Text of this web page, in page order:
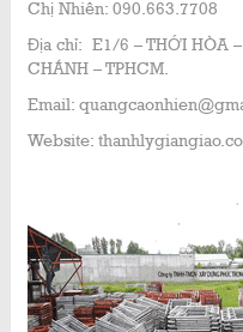
Chị Nhiên: 090.663.7708
Địa chỉ: E1/6 – THỚI HÒA
CHÁNH – TPHCM.
Email:
Website: